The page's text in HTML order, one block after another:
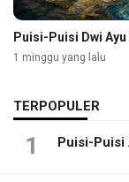
Puisi-Puisi Dwi
1 minggu yang lalu
TERPOPULER
1 Puisi-Puisi